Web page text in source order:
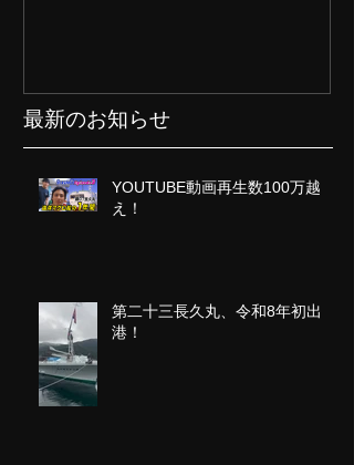
最新のお知らせ
YOUTUBE動画再生数100万越
え！
第二十三長久丸、令和8年初出
港！